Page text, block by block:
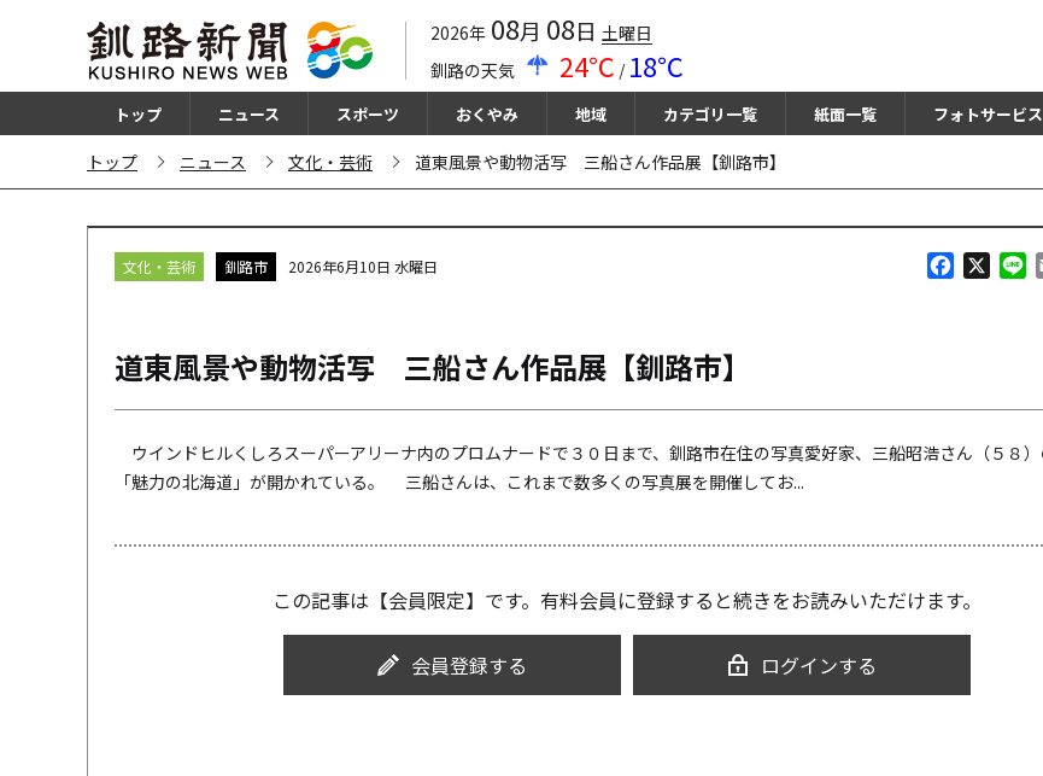
2026年 08月 08日 土曜日
釧路の天気
24℃ / 18℃
トップ ニュース スポーツ おくやみ 地域 カテゴリ一覧 紙面一覧 フォトサービス
トップ ニュース 文化・芸術 道東風景や動物活写 三船さん作品展【釧路市】
k
文化・芸術 釧路市 2026年6月10日 水曜日
道東風景や動物活写 三船さん作品展【釧路市】
ウインドヒルくしろスーパーアリーナ内のプロムナードで３０日まで、釧路市在住の写真愛好家、三船昭浩さん（５８
「魅力の北海道」が開かれている。 三船さんは、これまで数多くの写真展を開催してお...
この記事は【会員限定】です。有料会員に登録すると続きをお読みいただけます。
会員登録する ログインする